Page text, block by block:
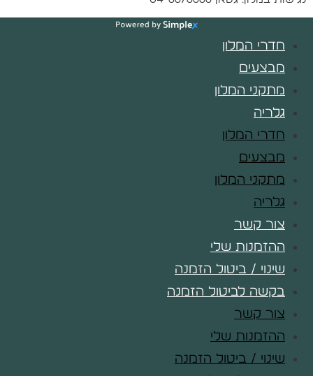
חדרי המלון
מבצעים
מתקני המלון
גלריה
חדרי המלון
מבצעים
מתקני המלון
גלריה
צור קשר
ההזמנות שלי
שינוי / ביטול הזמנה
בקשה לביטול הזמנה
צור קשר
ההזמנות שלי
שינוי / ביטול הזמנה